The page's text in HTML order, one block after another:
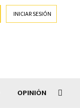
INICIAR SESIÓN
OPINIÓN